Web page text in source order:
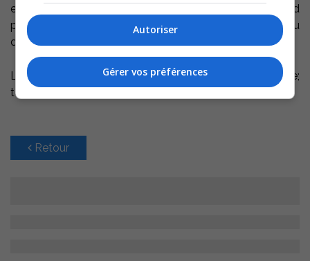
et la Commission scolaire de Sorel-Tracy, que M. Ménard
prononcera une conférence intitulée ’’La lutte au
décrochage scolaire, pour l’avenir de notre société’’.
Les billets sont en vente à la Chambre de commerce;
téléphone : 450 742-0018.
Retour
Autoriser
Gérer vos préférences